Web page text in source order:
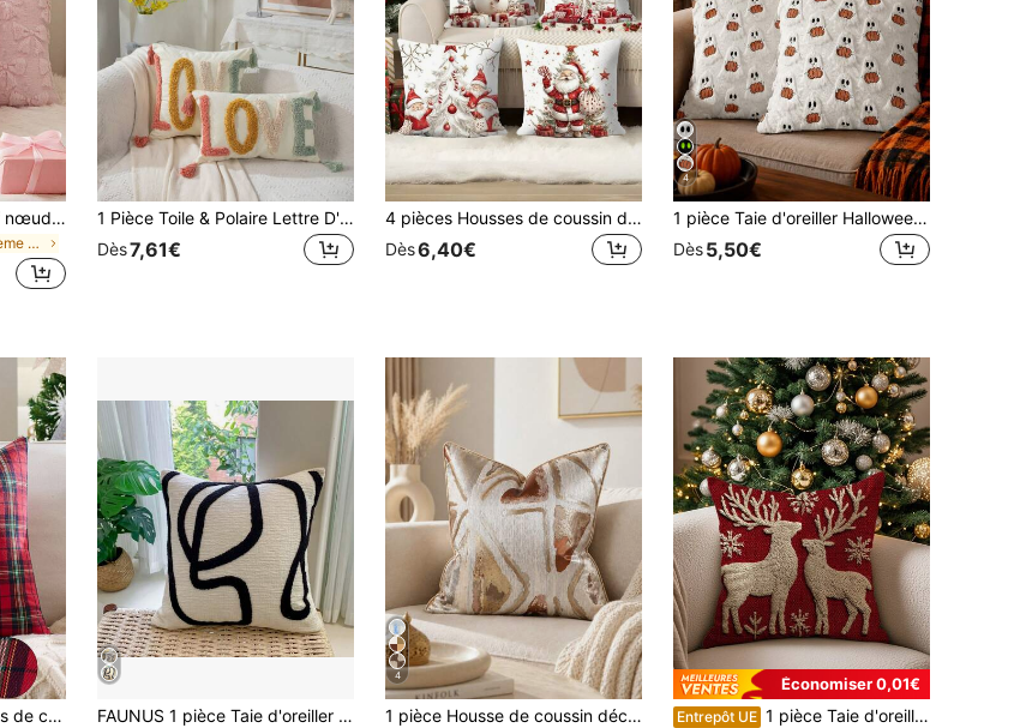
Housse de coussin motif nœud papillon, style doux et délicat. Tissu en tricot moelleux avec texture en relief en forme de nœud papillon. Housse de coussin décorative et confortable. Convient pour la Saint-Valentin, la chambre à coucher et le canapé. Utilisation quotidienne toute l'année - Rose
de Bohème Textile décoratif
1 Pièce Toile & Polaire Lettre D'amour Craft Taie D'oreiller De Décoration Pour La Maison Pour Canapé Ou Lit
Dès7,61€
4 pièces Housses de coussin décoratif thème de Noël, en polyester moderne avec fermeture éclair, 45 cm - Motifs imprimés de vacances incluant bonhomme de neige, renne, Père Noël et lutin, convient pour le canapé, le salon, la décoration de bureau - Lavable en machine, les inserts de coussin ne sont pas inclus
Dès6,40€
4
1 pièce Taie d'oreiller Halloween décorative d'automne, mignon fantôme en peluche fausse fourrure, accents de citrouille doux pour canapé, sofa, lit, salon, décoration festive de la maison
Dès5,50€
1 pièce/2 pièces Housses de coussin écossais à carreaux rouges de Noël 45x45 cm Décoratif Ferme Rétro Classique Carrés Taies d'oreiller pour Décoration Canapé Hiver Vacances
FAUNUS 1 pièce Taie d'oreiller décorative en tissu de chenille rayé brodé, style nordique minimaliste, convient pour la chambre, le salon, le canapé, l'extérieur, les festivals (sans rembourrage)
4
1 pièce Housse de coussin décoratif jacquard minimaliste moderne, taie d'oreiller décorative jacquard confortable, convient pour la décoration quotidienne de la maison, le canapé, le lit, la chambre à coucher, les cadeaux, la décoration des fêtes, toutes les saisons (insert de coussin non inclus)
Économiser 0,01€
Entrepôt UE 1 pièce Taie d'oreiller imprimée renne de Noël, housse de coussin décorative de Noël, housse de coussin, convient pour le canapé, le salon, la chambre, la voiture, le bureau, l'hôtel